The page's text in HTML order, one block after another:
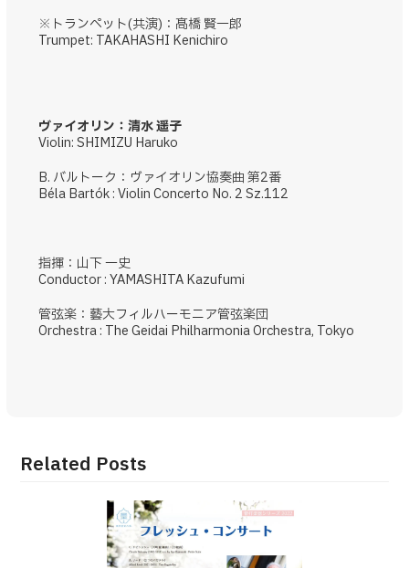
※トランペット(共演)：髙橋 賢一郎
Trumpet: TAKAHASHI Kenichiro
ヴァイオリン：清水 遥子
Violin: SHIMIZU Haruko
B. バルトーク：ヴァイオリン協奏曲 第2番
Béla Bartók : Violin Concerto No. 2 Sz.112
指揮：山下 一史
Conductor : YAMASHITA Kazufumi
管弦楽：藝大フィルハーモニア管弦楽団
Orchestra : The Geidai Philharmonia Orchestra, Tokyo
Related Posts